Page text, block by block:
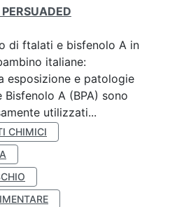
di ftalati e bisfenolo A in
italiane:
esposizione e patologie
A (BPA) sono
utilizzati...
CHIMICI